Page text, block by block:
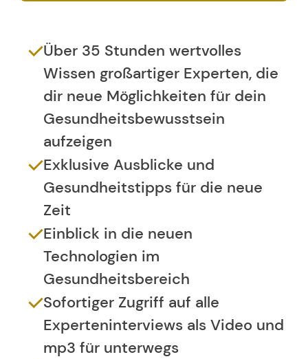
Über 35 Stunden wertvolles
Wissen großartiger Experten, die
dir neue Möglichkeiten für dein
Gesundheitsbewusstsein
aufzeigen
Exklusive Ausblicke und
Gesundheitstipps für die neue
Zeit
Einblick in die neuen
Technologien im
Gesundheitsbereich
Sofortiger Zugriff auf alle
Experteninterviews als Video und
mp3 für unterwegs